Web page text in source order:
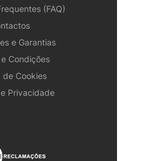
(FAQ)
e Garantias
Condições
de Cookies
Privacidade